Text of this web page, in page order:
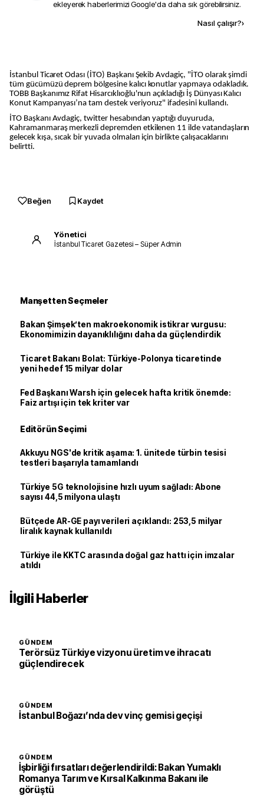
ekleyerek haberlerimizi Google'da daha sık görebilirsiniz.
Nasıl çalışır?›
İstanbul Ticaret Odası (İTO) Başkanı Şekib Avdagiç, "İTO olarak şimdi
tüm gücümüzü deprem bölgesine kalıcı konutlar yapmaya odakladık.
TOBB Başkanımız Rifat Hisarcıklıoğlu'nun açıkladığı İş Dünyası Kalıcı
Konut Kampanyası’na tam destek veriyoruz" ifadesini kullandı.
İTO Başkanı Avdagiç, twitter hesabından yaptığı duyuruda,
Kahramanmaraş merkezli depremden etkilenen 11 ilde vatandaşların
gelecek kışa, sıcak bir yuvada olmaları için birlikte çalışacaklarını
belirtti.
Beğen Kaydet
Yönetici
İstanbul Ticaret Gazetesi – Süper Admin
Manşetten Seçmeler
Bakan Şimşek’ten makroekonomik istikrar vurgusu:
Ekonomimizin dayanıklılığını daha da güçlendirdik
Ticaret Bakanı Bolat: Türkiye-Polonya ticaretinde
yeni hedef 15 milyar dolar
Fed Başkanı Warsh için gelecek hafta kritik önemde:
Faiz artışı için tek kriter var
Editörün Seçimi
Akkuyu NGS'de kritik aşama: 1. ünitede türbin tesisi
testleri başarıyla tamamlandı
Türkiye 5G teknolojisine hızlı uyum sağladı: Abone
sayısı 44,5 milyona ulaştı
Bütçede AR-GE payı verileri açıklandı: 253,5 milyar
liralık kaynak kullanıldı
Türkiye ile KKTC arasında doğal gaz hattı için imzalar
atıldı
İlgili Haberler
GÜNDEM
Terörsüz Türkiye vizyonu üretim ve ihracatı
güçlendirecek
GÜNDEM
İstanbul Boğazı’nda dev vinç gemisi geçişi
GÜNDEM
İşbirliği fırsatları değerlendirildi: Bakan Yumaklı
Romanya Tarım ve Kırsal Kalkınma Bakanı ile
görüştü